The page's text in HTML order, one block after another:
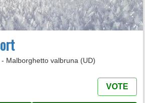
Malborghetto valbruna (UD)
VOTE